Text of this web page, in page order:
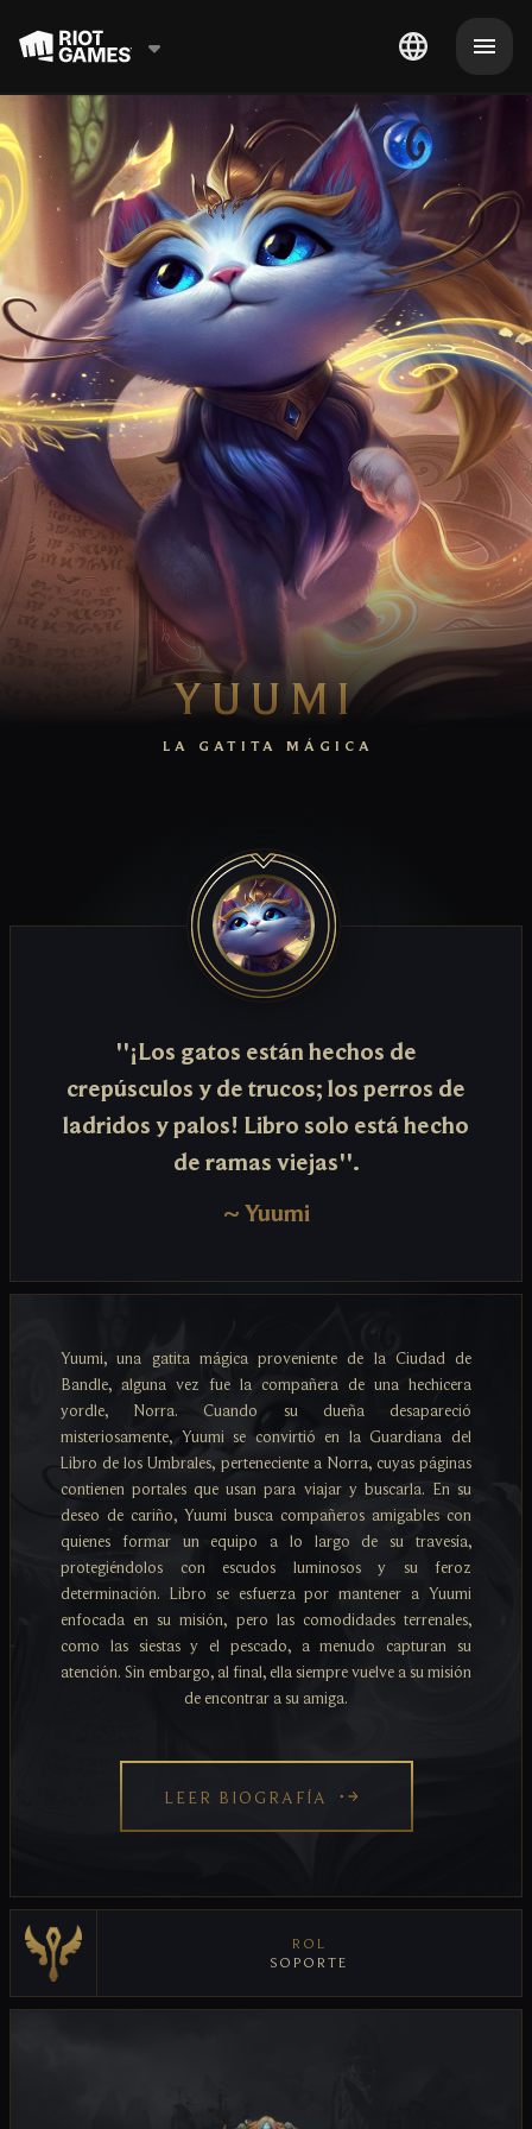
YUUMI
LA GATITA MÁGICA
''¡Los gatos están hechos de
crepúsculos y de trucos; los perros de
ladridos y palos! Libro solo está hecho
de ramas viejas''.
~Yuumi
Yuumi, una gatita mágica proveniente de la Ciudad de
Bandle, alguna vez fue la compañera de una hechicera
yordle, Norra. Cuando su dueña desapareció
misteriosamente, Yuumi se convirtió en la Guardiana del
Libro de los Umbrales, perteneciente a Norra, cuyas páginas
contienen portales que usan para viajar y buscarla. En su
deseo de cariño, Yuumi busca compañeros amigables con
quienes formar un equipo a lo largo de su travesía,
protegiéndolos con escudos luminosos y su feroz
determinación. Libro se esfuerza por mantener a Yuumi
enfocada en su misión, pero las comodidades terrenales,
como las siestas y el pescado, a menudo capturan su
atención. Sin embargo, al final, ella siempre vuelve a su misión
de encontrar a su amiga.
LEER BIOGRAFÍA
ROL
SOPORTE